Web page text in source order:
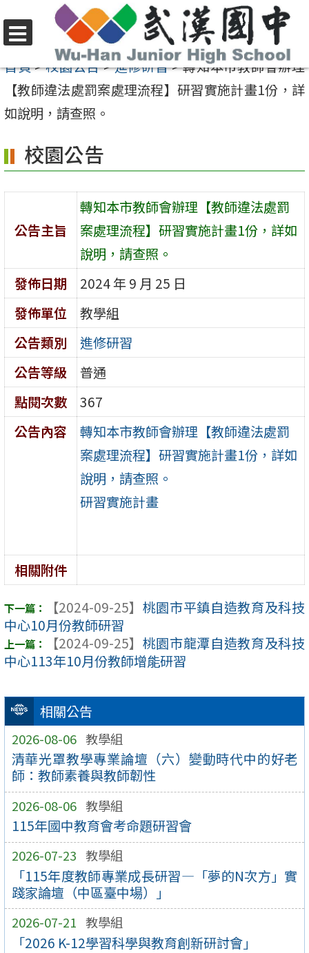
至
內
區
選
單
首頁>校園公告>進修研習>轉知本市教師會辦理
【教師違法處罰案處理流程】研習實施計畫1份，詳
如說明，請查照。
相關公告
2026-08-06 教學組
清華光罩教學專業論壇（六）變動時代中的好老
師：教師素養與教師韌性
2026-08-06 教學組
115年國中教育會考命題研習會
2026-07-23 教學組
「115年度教師專業成長研習—「夢的N次方」實
踐家論壇（中區臺中場）」
2026-07-21 教學組
「2026 K-12學習科學與教育創新研討會」
校園公告
公告主旨
轉知本市教師會辦理【教師違法處罰
案處理流程】研習實施計畫1份，詳如
說明，請查照。
發佈日期
2024 年 9 月 25 日
發佈單位
教學組
公告類別
進修研習
公告等級
普通
點閱次數
367
公告內容
轉知本市教師會辦理【教師違法處罰
案處理流程】研習實施計畫1份，詳如
說明，請查照。
研習實施計畫
相關附件
【2024-09-25】 桃園市平鎮自造教育及科技
中心10月份教師研習
【2024-09-25】 桃園市龍潭自造教育及科技
中心113年10月份教師增能研習